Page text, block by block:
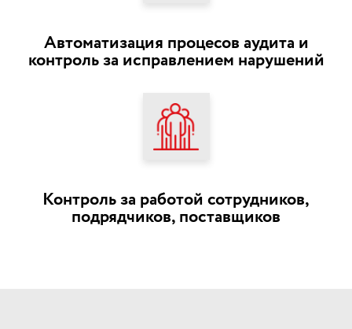
Автоматизация процесов аудита и
контроль за исправлением нарушений
Контроль за работой сотрудников,
подрядчиков, поставщиков